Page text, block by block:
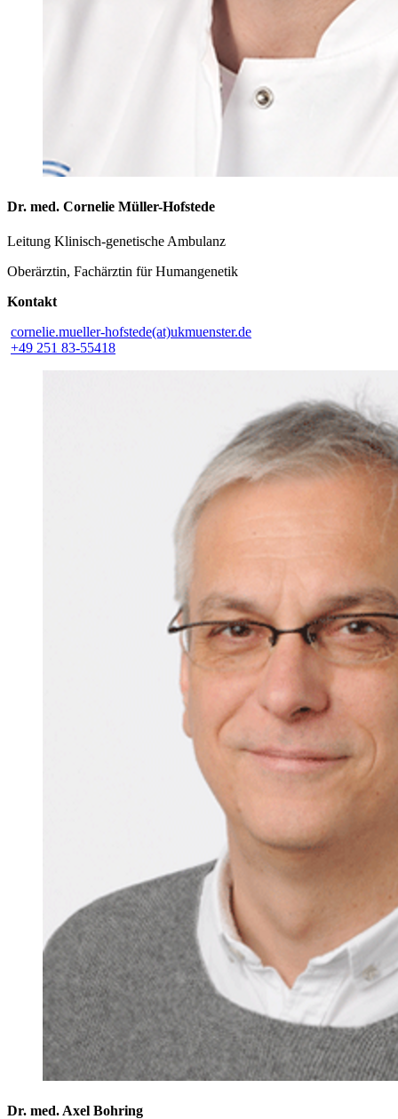
Dr. med. Cornelie Müller-Hofstede
Leitung Klinisch-genetische Ambulanz
Oberärztin, Fachärztin für Humangenetik
Kontakt
cornelie.mueller-hofstede(at)ukmuenster.de
+49 251 83-55418
Dr. med. Axel Bohring